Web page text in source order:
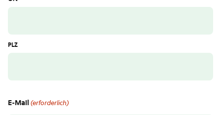
PLZ
E-Mail (erforderlich)